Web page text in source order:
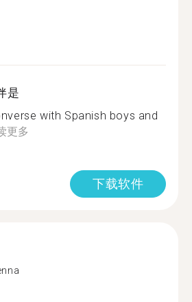
是
with Spanish boys and
更多
下载软件